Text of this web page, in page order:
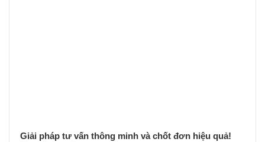
Giải pháp tư vấn thông minh và chốt đơn hiệu quả!